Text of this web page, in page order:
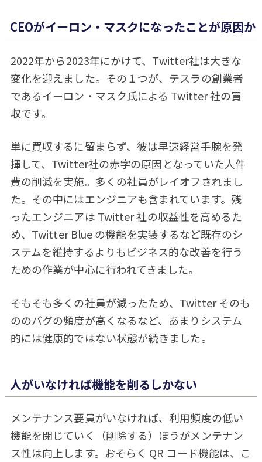
CEOがイーロン・マスクになったことが原因か
2022年から2023年にかけて、Twitter社は大きな
変化を迎えました。その１つが、テスラの創業者
であるイーロン・マスク氏による Twitter 社の買
収です。
単に買収するに留まらず、彼は早速経営手腕を発
揮して、Twitter社の赤字の原因となっていた人件
費の削減を実施。多くの社員がレイオフされまし
た。その中にはエンジニアも含まれています。残
ったエンジニアは Twitter 社の収益性を高めるた
め、Twitter Blue の機能を実装するなど既存のシ
ステムを維持するよりもビジネス的な改善を行う
ための作業が中心に行われてきました。
そもそも多くの社員が減ったため、Twitter そのも
ののバグの頻度が高くなるなど、あまりシステム
的には健康的ではない状態が続きました。
人がいなければ機能を削るしかない
メンテナンス要員がいなければ、利用頻度の低い
機能を閉じていく（削除する）ほうがメンテナン
ス性は向上します。おそらく QR コード機能は、こ